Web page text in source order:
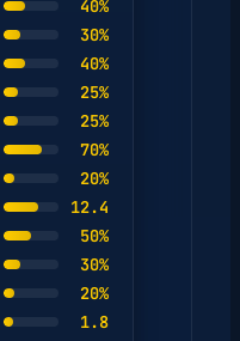
40%
30%
40%
25%
25%
70%
20%
12.4
50%
30%
20%
1.8